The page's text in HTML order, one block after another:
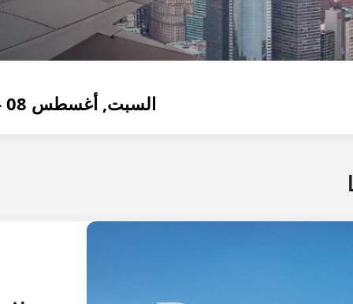
أدناه.
السبت, أغسطس 08 - الأحد , أغسطس 09